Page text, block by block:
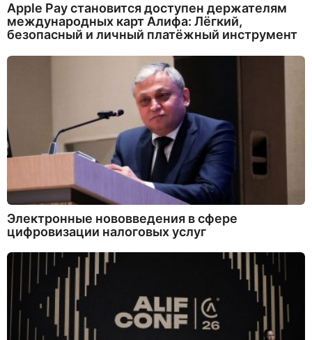
Apple Pay становится доступен держателям
международных карт Алифа: Лёгкий,
безопасный и личный платёжный инструмент
Электронные нововведения в сфере
цифровизации налоговых услуг